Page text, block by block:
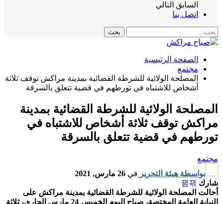
السابق التالي
اتصل بنا
الصفحة الرئيسية
مجتمع
المصلحة الولائية للشرطة القضائية بمدينة مراكش توقف ثلاثة
أشخاص للاشتباه في تورطهم في قضية تتعلق بالسرقة
المصلحة الولائية للشرطة القضائية بمدينة
مراكش توقف ثلاثة أشخاص للاشتباه في
تورطهم في قضية تتعلق بالسرقة
مجتمع
بواسطة هيئة التحرير في 26 مارس, 2021
شارك
أحالت المصلحة الولائية للشرطة القضائية بمدينة مراكش على
النيابة العامة المختصة، صباح اليوم الخميس 24 مارس الجاري، ثلاثة